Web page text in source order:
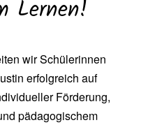
Lernen!
wir Schülerinnen
erfolgreich auf
Förderung,
pädagogischem